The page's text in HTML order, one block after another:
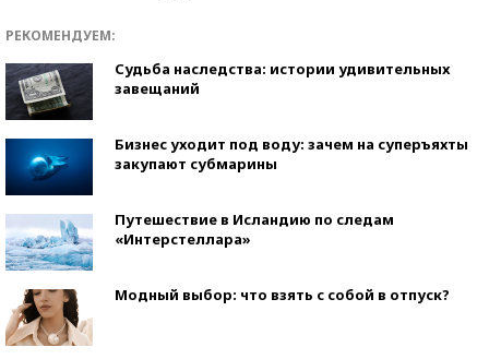
РЕКОМЕНДУЕМ:
Судьба наследства: истории удивительных
завещаний
Бизнес уходит под воду: зачем на суперъяхты
закупают субмарины
Путешествие в Исландию по следам
«Интерстеллара»
Модный выбор: что взять с собой в отпуск?